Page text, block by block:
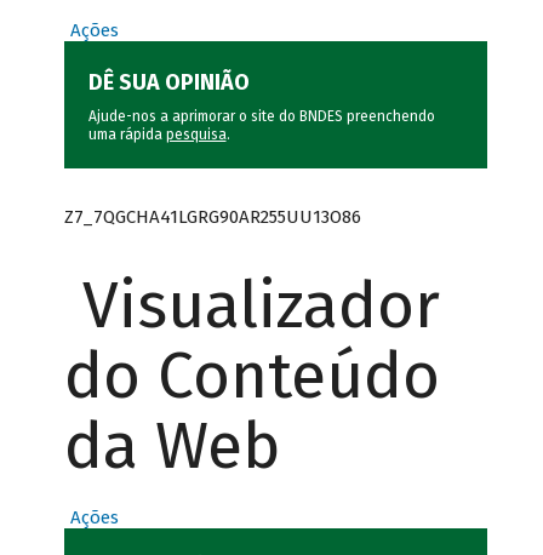
Ações
DÊ SUA OPINIÃO
Ajude-nos a aprimorar o site do BNDES preenchendo
uma rápida pesquisa.
Z7_7QGCHA41LGRG90AR255UU13O86
Visualizador
do Conteúdo
da Web
Ações